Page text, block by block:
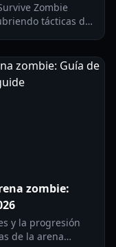
Zombie
tácticas de
zombie:
y la progresión
de la arena